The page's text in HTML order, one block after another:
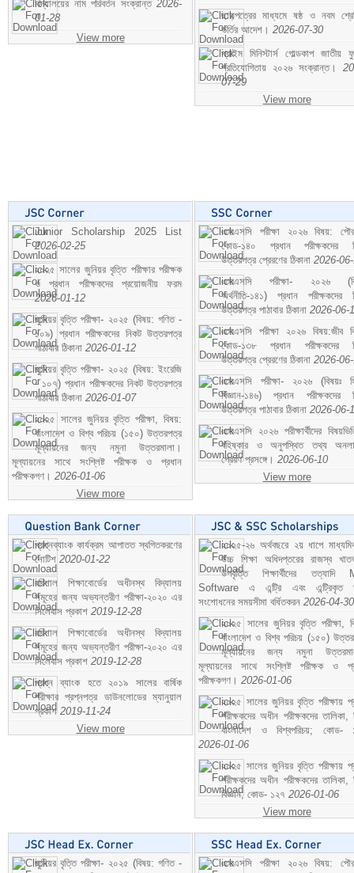
বিদ্যালয়ের নাম পরিবর্তন সংক্রান্ত 2026-
01-28
View more
ছাড়পত্রের মাধ্যমে ষষ্ঠ ও নবম
ভর্তির আদেশ। 2026-07-30
প্রাইম মিনিস্টার্স গোল্ডকাপ জাতীয়
প্রতিযোগিতায় ২০২৬ সংক্রান্ত।
07-29
View more
Junior Scholarship 2025 List
2026-02-25
২০২৫ সালের জুনিয়র বৃত্তি পরীক্ষার পরীক্ষক
ও প্রধান পরীক্ষকদের প্রয়োজনীয় ফরম
2026-01-12
জুনিয়র বৃত্তি পরীক্ষা- ২০২৫ (বিষয়: গণিত -
১০৯) প্রধান পরীক্ষকদের নিকট উত্তরপত্র
পাঠাবার ঠিকানা 2026-01-12
জুনিয়র বৃত্তি পরীক্ষা- ২০২৫ (বিষয়: ইংরেজি
- ১০৭) প্রধান পরীক্ষকদের নিকট উত্তরপত্র
পাঠাবার ঠিকানা 2026-01-07
২০২৫ সালের জুনিয়র বৃত্তি পরীক্ষা, বিষয়:
বাংলাদেশ ও বিশ্ব পরিচয় (১৫০) উত্তরপত্র
মূল্যায়নের জন্য নমুনা উত্তরমালা।
মূল্যায়নের সাথে সংশ্লিষ্ট পরীক্ষক ও প্রধান
পরীক্ষকগণ। 2026-01-06
View more
এসএসসি পরীক্ষা ২০২৬ বিষয়:
কোড-১৪০ প্রধান পরীক্ষকদের
উত্তরপত্র প্রেরণের ঠিকানা 2026-
এসএসসি পরীক্ষা- ২০২৬
অর্থনীতি-১৪১) প্রধান পরীক্ষকদের
উত্তরপত্র পাঠাবার ঠিকানা 2026-06-
এসএসসি পরীক্ষা ২০২৬ বিষয়:জীব
কোড-১৩৮ প্রধান পরীক্ষকদের
উত্তরপত্র প্রেরণের ঠিকানা 2026-
এসএসসি পরীক্ষা- ২০২৬ (বিষয়ঃ
বিজ্ঞান-১৪৬) প্রধান পরীক্ষকদের
উত্তরপত্র পাঠাবার ঠিকানা 2026-06-
এসএসসি ২০২৬ পরীক্ষার্থীদের
বহিষ্কার ও অনুপস্থিত তথ্য
প্রেরণ প্রসঙ্গে। 2026-06-10
View more
প্রশ্নব্যাংক কার্যক্রম আপাতত স্থগিতকরণের
নোটিশ 2020-01-22
বরিশাল শিক্ষাবোর্ডের অধীনস্থ বিদ্যালয়
সমূহের জন্য অভ্যন্তরীণ পরীক্ষা-২০২০ এর
সিলেবাস প্রকাশ 2019-12-28
বরিশাল শিক্ষাবোর্ডের অধীনস্থ বিদ্যালয়
সমূহের জন্য অভ্যন্তরীণ পরীক্ষা-২০২০ এর
সিলেবাস প্রকাশ 2019-12-28
প্রশ্ন ব্যাংক হতে ২০১৯ সালের বার্ষিক
পরীক্ষার প্রশ্নপত্র ডাউনলোডের ম্যানুয়াল
প্রকাশ 2019-11-24
View more
২০২৫-২৬ অর্থবছরে ২য় ধাপে
উচ্চ শিক্ষা অধিদপ্তরের রাজস্ব
উপবৃত্তি শিক্ষার্থীদের তত্যাদি
Software এ এন্ট্রি এবং এন্ট্রিকৃত
সংশোধনের সময়সীমা বর্ধিতকরন 2026-04-30
২০২৫ সালের জুনিয়র বৃত্তি পরীক্ষা,
বাংলাদেশ ও বিশ্ব পরিচয় (১৫০)
মূল্যায়নের জন্য নমুনা
মূল্যায়নের সাথে সংশ্লিষ্ট পরীক্ষক ও
পরীক্ষকগণ। 2026-01-06
২০২৫ সালের জুনিয়র বৃত্তি পরীক্ষায়
পরীক্ষকদের অধীন পরীক্ষকদের তালিকা,
বাংলাদেশ ও বিশ্বপরিচয়; কোড-
2026-01-06
২০২৫ সালের জুনিয়র বৃত্তি পরীক্ষায়
পরীক্ষকদের অধীন পরীক্ষকদের তালিকা,
বিজ্ঞান; কোড- ১২৭ 2026-01-06
View more
জুনিয়র বৃত্তি পরীক্ষা- ২০২৫ (বিষয়: গণিত -
এসএসসি পরীক্ষা ২০২৬ বিষয়: